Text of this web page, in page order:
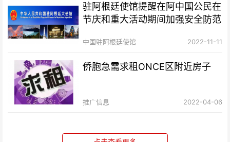
驻阿根廷使馆提醒在阿中国公民在
节庆和重大活动期间加强安全防范
中国驻阿根廷使馆 2022-11-11
侨胞急需求租ONCE区附近房子
推广信息 2022-04-06